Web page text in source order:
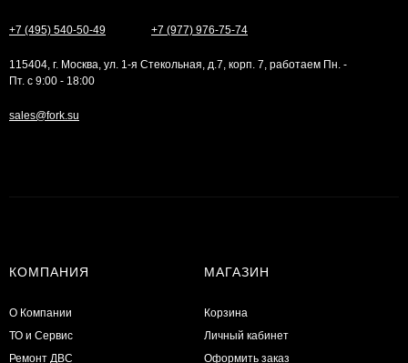
+7 (495) 540-50-49 +7 (977) 976-75-74
115404, г. Москва, ул. 1-я Стекольная, д.7, корп. 7, работаем Пн. -
Пт. с 9:00 - 18:00
sales@fork.su
КОМПАНИЯ
О Компании
ТО и Сервис
​Ремонт ДВС
МАГАЗИН
Корзина
Личный кабинет
Оформить заказ